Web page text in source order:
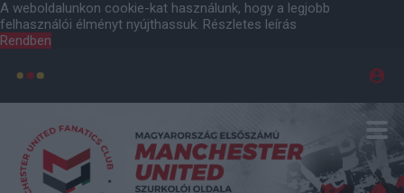
A weboldalunkon cookie-kat használunk, hogy a legjobb
felhasználói élményt nyújthassuk. Részletes leírás
Rendben